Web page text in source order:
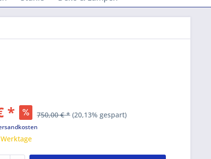
* 750,00 € * (20,13% gespart)